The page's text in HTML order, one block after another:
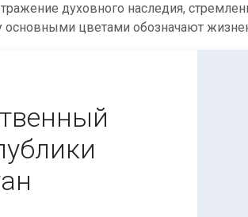
духовного наследия,
цветами обозначают